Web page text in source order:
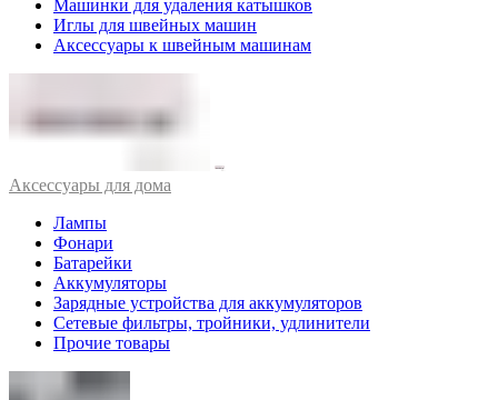
Машинки для удаления катышков
Иглы для швейных машин
Аксессуары к швейным машинам
Аксессуары для дома
Лампы
Фонари
Батарейки
Аккумуляторы
Зарядные устройства для аккумуляторов
Сетевые фильтры, тройники, удлинители
Прочие товары